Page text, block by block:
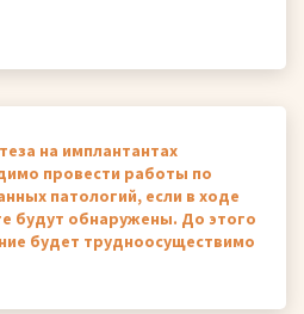
на имплантантах
провести работы по
патологий, если в ходе
будут обнаружены. До этого
будет трудноосуществимо